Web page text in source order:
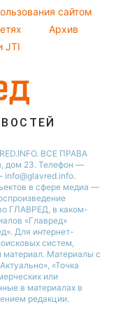
сайтом
Архив
JTI
ВСЕ ПРАВА
дом 23. Телефон —
info@glavred.info.
в сфере медиа —
ГЛАВРЕД, в каком-
«Главред»
Для интернет-
систем,
материал. Материалы с
«Точка
или
в материалах в
редакции.